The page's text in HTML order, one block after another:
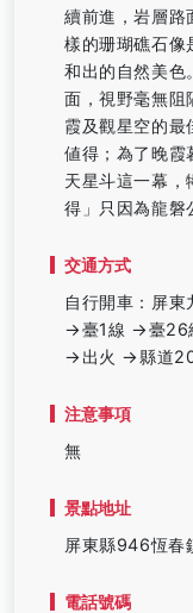
續前進，岩層路
樣的珊瑚礁石像
和出的自然美色
面，視野毫無阻
霞及觀星空的最
値得；為了晚霞
天星斗這一幕，
得」只因為龍磐
交通方式
自行開車：屏
→臺1線 →臺26
→出火 →縣道
注意事項
無
景點地址
屏東縣946恆春
電話號碼